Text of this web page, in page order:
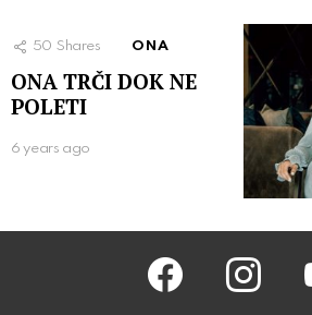
50 Shares ONA
ONA TRČI DOK NE
POLETI
6 years ago
facebook instagram